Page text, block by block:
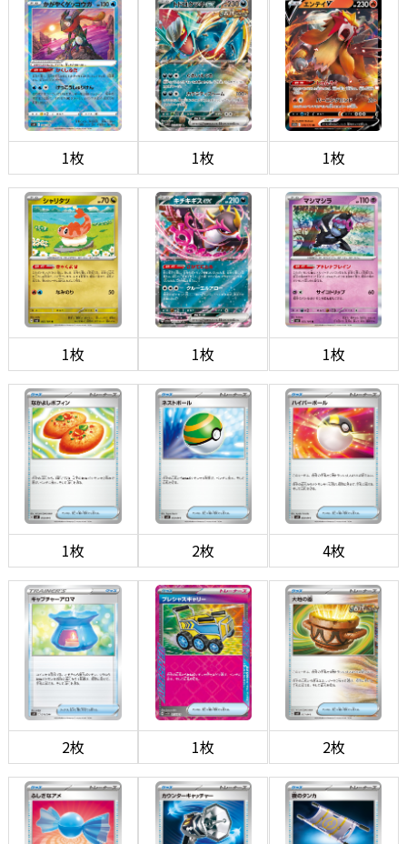
1枚 1枚 1枚
1枚 1枚 1枚
1枚 2枚 4枚
2枚 1枚 2枚